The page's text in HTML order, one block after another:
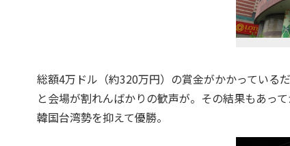
総額4万ドル（約320万円）の賞金がかかっている
と会場が割れんばかりの歓声が。その結果もあっ
韓国台湾勢を抑えて優勝。